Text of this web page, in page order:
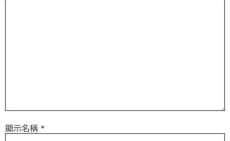
顯示名稱 *